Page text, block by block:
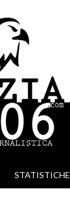
STATISTICHE